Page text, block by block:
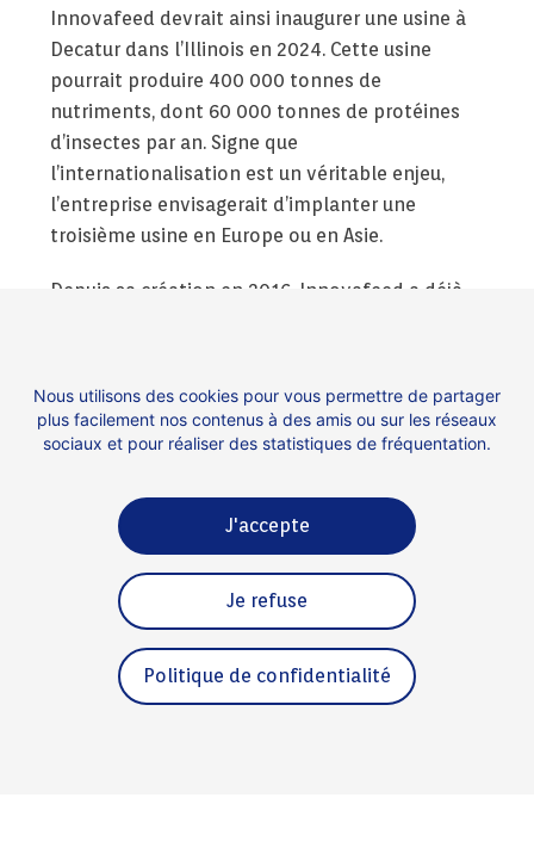
Innovafeed devrait ainsi inaugurer une usine à
Decatur dans l’Illinois en 2024. Cette usine
pourrait produire 400 000 tonnes de
nutriments, dont 60 000 tonnes de protéines
d’insectes par an. Signe que
l’internationalisation est un véritable enjeu,
l’entreprise envisagerait d’implanter une
troisième usine en Europe ou en Asie.
Depuis sa création en 2016, Innovafeed a déjà
l’arrivée de nouveaux financements doit
permettre à Innovafeed de poursuivre son
développement et d’atteindre l’objectif fixé
d’ingrédients dont 15 000 tonnes de protéines.
Contact
Espace presse
Nous utilisons des cookies pour vous permettre de partager
plus facilement nos contenus à des amis ou sur les réseaux
sociaux et pour réaliser des statistiques de fréquentation.
J'accepte
Je refuse
Politique de confidentialité